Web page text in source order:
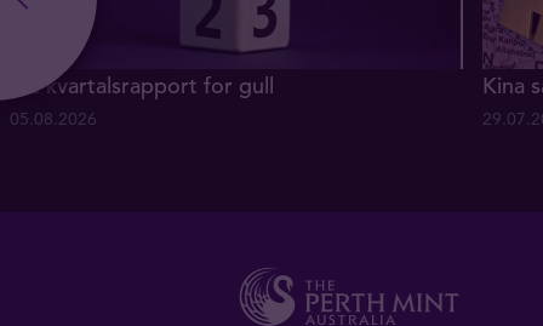
Q2 kvartalsrapport for gull
05.08.2026
Kina